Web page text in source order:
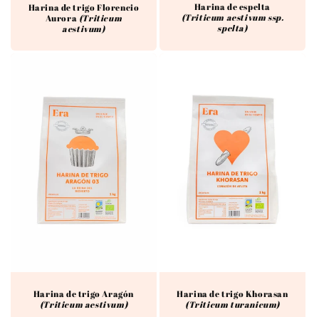
Harina de trigo Florencio
Aurora (Triticum
aestivum)
Harina de espelta
(Triticum aestivum ssp.
spelta)
Harina de trigo Aragón
(Triticum aestivum)
Harina de trigo Khorasan
(Triticum turanicum)